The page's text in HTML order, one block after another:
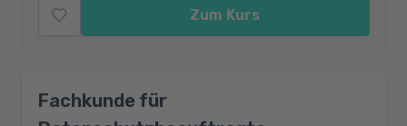
Zum Kurs
Fachkunde für